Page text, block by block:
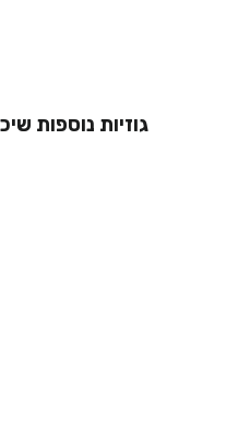
גוזיות נוספות